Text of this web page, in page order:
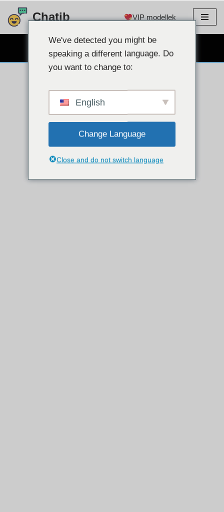
Ugrás
Chatib VIP modellek
INGYENES WEBKAMERÁS CSEVEGÉS
We've detected you might be
speaking a different language. Do
you want to change to:
English
Change Language
Close and do not switch language